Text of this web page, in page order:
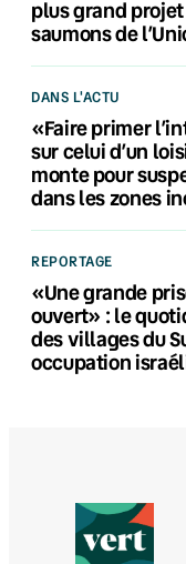
plus grand
saumons de
DANS L'ACTU
«Faire primer
sur celui d’un
monte pour
dans les zones
REPORTAGE
«Une grande
ouvert» : le
des villages du
occupation